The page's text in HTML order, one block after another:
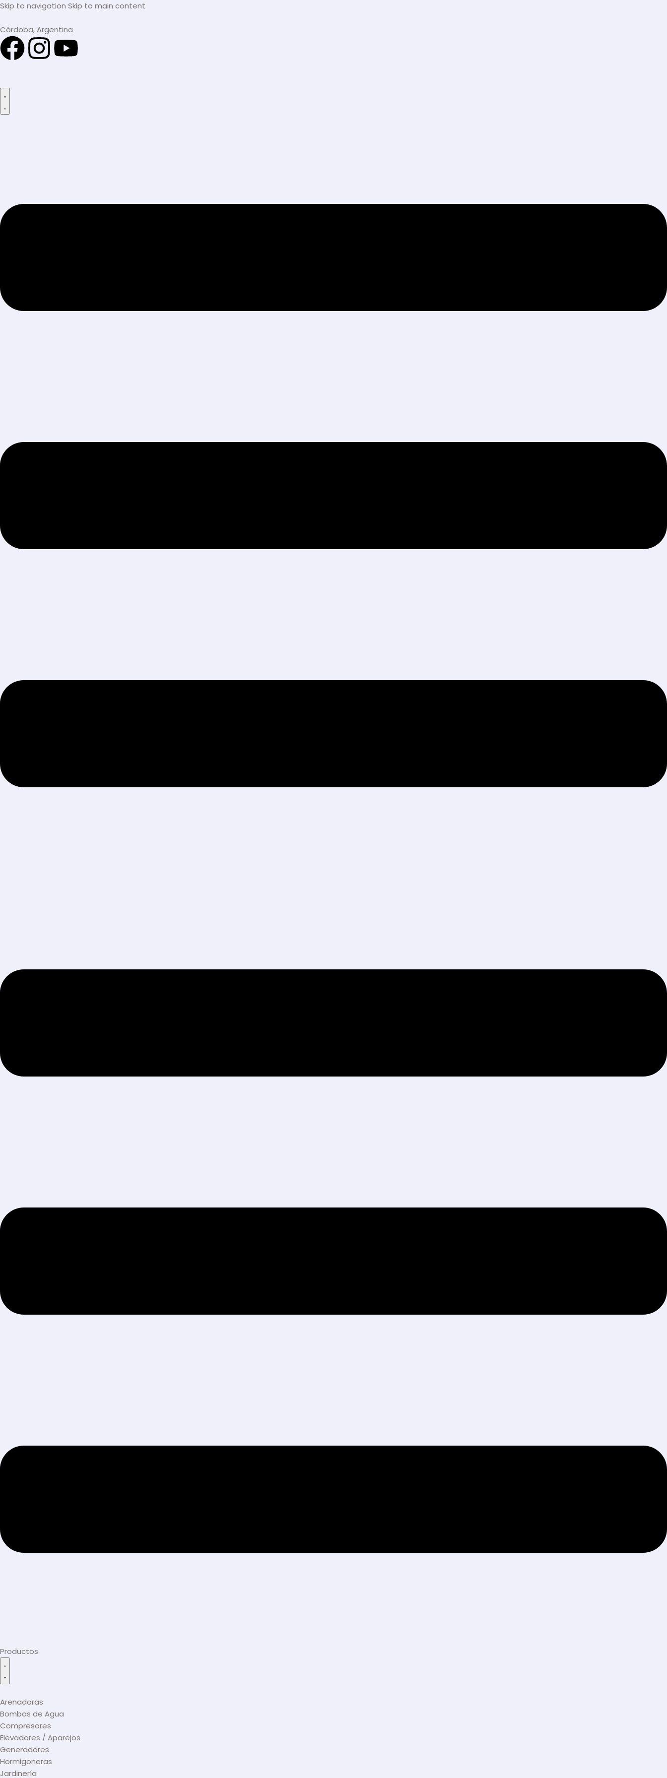
Skip to navigation Skip to main content
Córdoba, Argentina
Productos
Arenadoras
Bombas de Agua
Compresores
Elevadores / Aparejos
Generadores
Hormigoneras
Jardinería